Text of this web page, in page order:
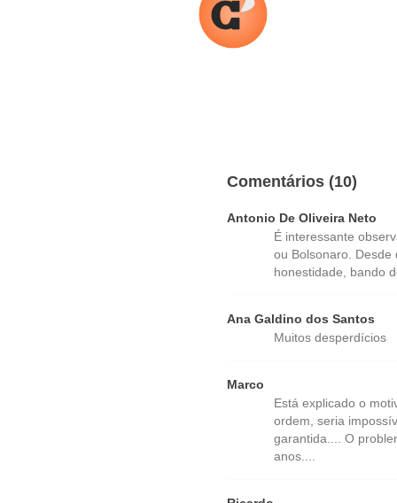
Comentários (10)
Antonio De Oliveira Neto
É interessante
ou Bolsonaro.
honestidade, bando
Ana Galdino dos Santos
Muitos desperdícios
Marco
Está explicado o
ordem, seria
garantida.... O
anos....